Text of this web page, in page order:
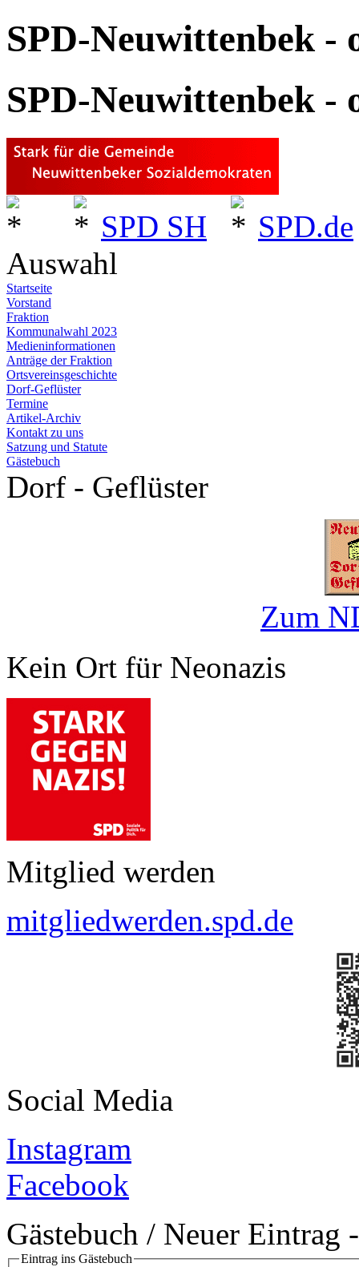
SPD-Neuwittenbek -
SPD-Neuwittenbek -
SPD SH
SPD.de
Auswahl
Startseite
Vorstand
Fraktion
Kommunalwahl 2023
Medieninformationen
Anträge der Fraktion
Ortsvereinsgeschichte
Dorf-Geflüster
Termine
Artikel-Archiv
Kontakt zu uns
Satzung und Statute
Gästebuch
Dorf - Geflüster
Zum
Kein Ort für Neonazis
Mitglied werden
mitgliedwerden.spd.de
Social Media
Instagram
Facebook
Gästebuch / Neuer Eintrag
Eintrag ins Gästebuch